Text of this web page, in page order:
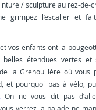
/ sculpture au rez-de-
grimpez l’escalier et
vos enfants ont la
étendues vertes et
la Grenouillère où vous
et pourquoi pas à vélo,
On ne vous dit pas